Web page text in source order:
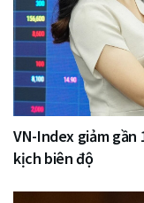
VN-Index giảm gần
kịch biên độ